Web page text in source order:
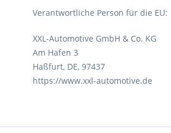
Verantwortliche Person für die EU:
XXL-Automotive GmbH & Co. KG
Am Hafen 3
Haßfurt, DE, 97437
https://www.xxl-automotive.de